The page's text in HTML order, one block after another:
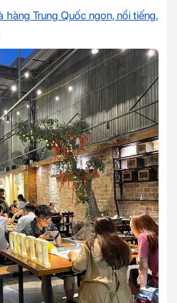
hàng Trung Quốc ngon, nổi tiếng,